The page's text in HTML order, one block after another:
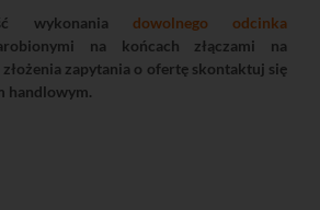
wykonania dowolnego odcinka
na końcach złączami na
zapytania o ofertę skontaktuj się
handlowym.